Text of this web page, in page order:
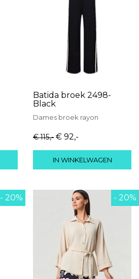
Batida broek 2498-
Black
Dames broek rayon
€ 115,- € 92,-
IN WINKELWAGEN
- 20% - 20%